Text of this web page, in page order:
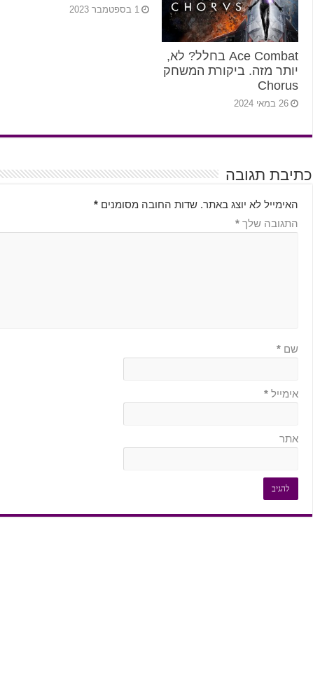
Ace Combat בחלל? לא,
יותר מזה. ביקורת המשחק
Chorus
26 במאי 2024
1 בספטמבר 2023
כתיבת תגובה
האימייל לא יוצג באתר. שדות החובה מסומנים*
התגובה שלך*
שם*
אימייל*
אתר